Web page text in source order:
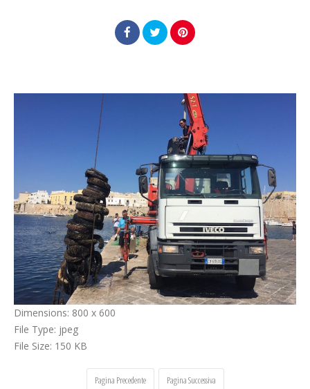
Cerca
Dimensions: 800 x 600
File Type: jpeg
File Size: 150 KB
Pagina Precedente Pagina Successiva